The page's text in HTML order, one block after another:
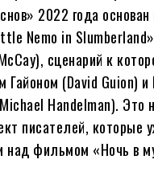
2022 года основан
Nemo in
сценарий к
Гайоном (David Guion)
Handelman). Это
писателей, которые
над фильмом «Ночь в